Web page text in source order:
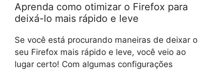
Aprenda como otimizar o Firefox para
deixá-lo mais rápido e leve
Se você está procurando maneiras de deixar o
seu Firefox mais rápido e leve, você veio ao
lugar certo! Com algumas configurações